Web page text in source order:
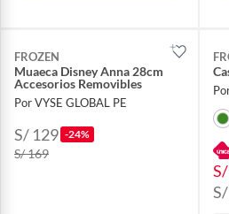
FROZEN
Muaeca Disney Anna 28cm
Accesorios Removibles
Por VYSE GLOBAL PE
S/ 129 -24%
S/ 169